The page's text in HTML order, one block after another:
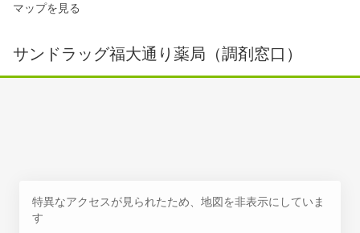
マップを見る
サンドラッグ福大通り薬局（調剤窓口）
特異なアクセスが見られたため、地図を非表示にしていま
す